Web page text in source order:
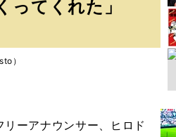
ってくれた」
）
ーアナウンサー、ヒロド